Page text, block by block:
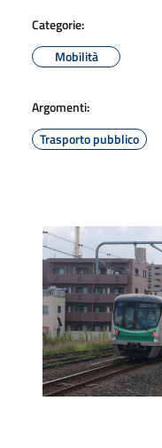
Categorie:
Mobilità
Argomenti:
Trasporto pubblico